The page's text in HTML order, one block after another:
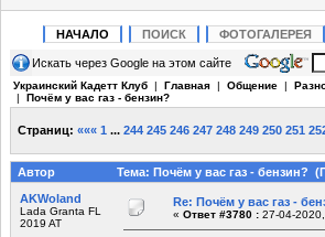
НАЧАЛО ПОИСК ФОТОГАЛЕРЕЯ
Искать через Google на этом сайте
Украинский Кадетт Клуб | Главная | Общение |
| Почём у вас газ - бензин?
Страниц: ««« 1 ... 244 245 246 247 248 249 250 251
Автор
Тема: Почём у вас газ - бензин?
AKWoland
Lada Granta FL
2019 AT
Re: Почём у вас газ -
« Ответ #3780 : 27-04-